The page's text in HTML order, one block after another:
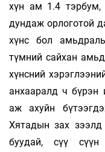
хүн ам 1.4 тэрбум,
дундаж орлоготой
хүнс бол
түмний сайхан
хүнсний
анхааралд ч бүрэн
аж ахуйн
Хятадын зах
буудай, сүү сүүн